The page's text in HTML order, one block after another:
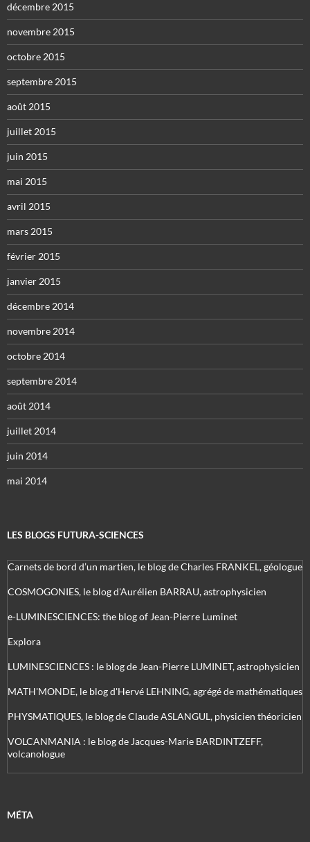
décembre 2015
novembre 2015
octobre 2015
septembre 2015
août 2015
juillet 2015
juin 2015
mai 2015
avril 2015
mars 2015
février 2015
janvier 2015
décembre 2014
novembre 2014
octobre 2014
septembre 2014
août 2014
juillet 2014
juin 2014
mai 2014
LES BLOGS FUTURA-SCIENCES
Carnets de bord d’un martien, le blog de Charles FRANKEL, géologue
COSMOGONIES, le blog d'Aurélien BARRAU, astrophysicien
e-LUMINESCIENCES: the blog of Jean-Pierre Luminet
Explora
LUMINESCIENCES : le blog de Jean-Pierre LUMINET, astrophysicien
MATH'MONDE, le blog d'Hervé LEHNING, agrégé de mathématiques
PHYSMATIQUES, le blog de Claude ASLANGUL, physicien théoricien
VOLCANMANIA : le blog de Jacques-Marie BARDINTZEFF,
volcanologue
MÉTA